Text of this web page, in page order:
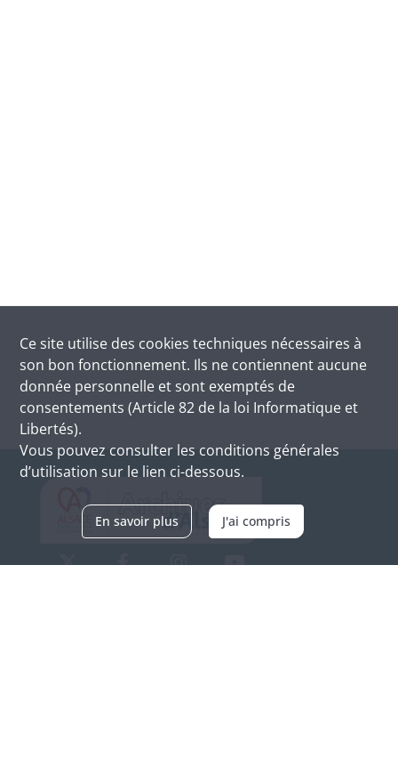
Ce site utilise des cookies techniques nécessaires à
son bon fonctionnement. Ils ne contiennent aucune
donnée personnelle et sont exemptés de
consentements (Article 82 de la loi Informatique et
Libertés).
Vous pouvez consulter les conditions générales
d’utilisation sur le lien ci-dessous.
En savoir plus J'ai compris